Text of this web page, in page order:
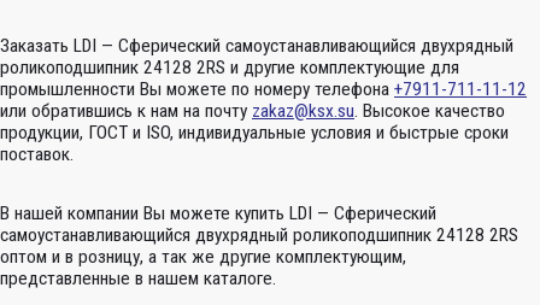
Заказать LDI — Сферический самоустанавливающийся двухрядный
роликоподшипник 24128 2RS и другие комплектующие для
промышленности Вы можете по номеру телефона +7911-711-11-12
или обратившись к нам на почту zakaz@ksx.su. Высокое качество
продукции, ГОСТ и ISO, индивидуальные условия и быстрые сроки
поставок.
В нашей компании Вы можете купить LDI — Сферический
самоустанавливающийся двухрядный роликоподшипник 24128 2RS
оптом и в розницу, а так же другие комплектующим,
представленные в нашем каталоге.